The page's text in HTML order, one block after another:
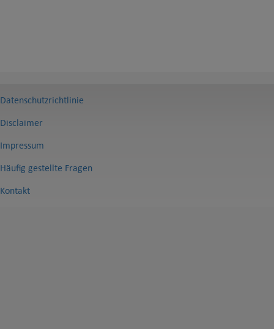
Datenschutzrichtlinie
Disclaimer
Impressum
Häufig gestellte Fragen
Kontakt